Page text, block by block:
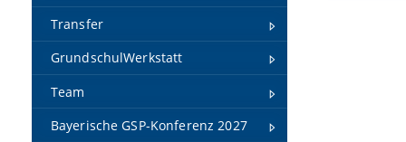
Transfer
GrundschulWerkstatt
Team
Bayerische GSP-Konferenz 2027